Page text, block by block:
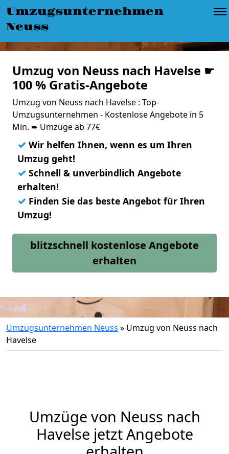
Umzugsunternehmen
Neuss
Umzug von Neuss nach Havelse ☛
100 % Gratis-Angebote
Umzug von Neuss nach Havelse : Top-
Umzugsunternehmen - Kostenlose Angebote in 5
Min. ➨ Umzüge ab 77€
✓ Wir helfen Ihnen, wenn es um Ihren
Umzug geht!
✓ Schnell & unverbindlich Angebote
erhalten!
✓ Finden Sie das beste Angebot für Ihren
Umzug!
blitzschnell kostenlose Angebote
erhalten
Umzugsunternehmen Neuss » Umzug von Neuss nach
Havelse
Umzüge von Neuss nach
Havelse jetzt Angebote